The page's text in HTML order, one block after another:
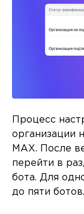
Процесс
организации
MAX. После
перейти в
бота. Для
до пяти ботов.